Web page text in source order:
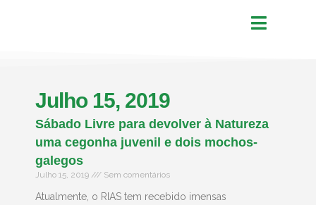
Julho 15, 2019
Sábado Livre para devolver à Natureza
uma cegonha juvenil e dois mochos-
galegos
Julho 15, 2019 Sem comentários
Atualmente, o RIAS tem recebido imensas